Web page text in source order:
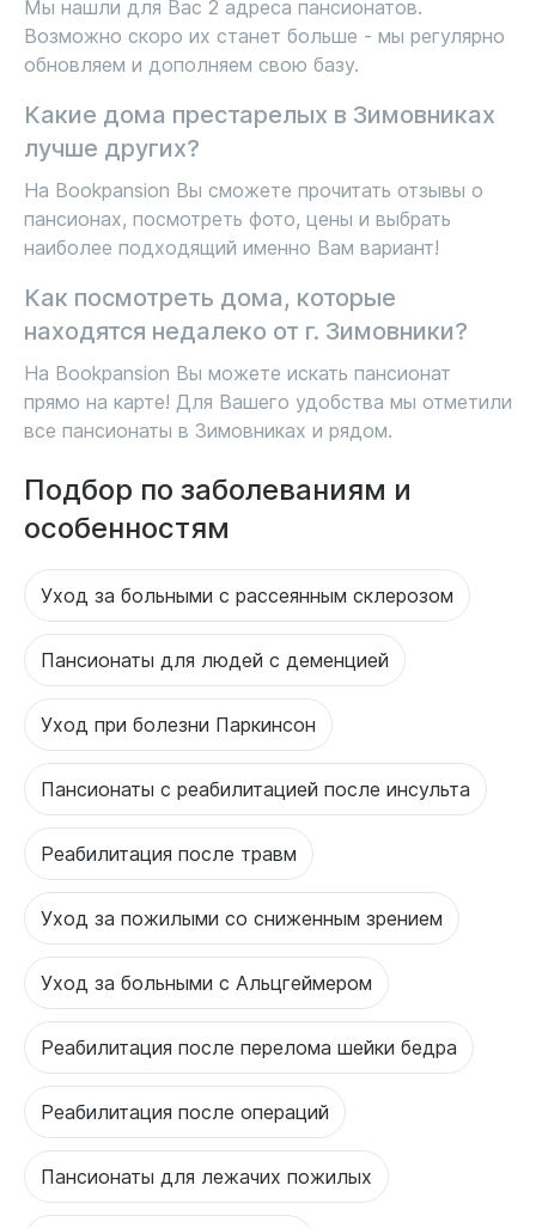
Мы нашли для Вас 2 адреса пансионатов.
Возможно скоро их станет больше - мы регулярно
обновляем и дополняем свою базу.
Какие дома престарелых в Зимовниках
лучше других?
На Bookpansion Вы сможете прочитать отзывы о
пансионах, посмотреть фото, цены и выбрать
наиболее подходящий именно Вам вариант!
Как посмотреть дома, которые
находятся недалеко от г. Зимовники?
На Bookpansion Вы можете искать пансионат
прямо на карте! Для Вашего удобства мы отметили
все пансионаты в Зимовниках и рядом.
Подбор по заболеваниям и
особенностям
Уход за больными с рассеянным склерозом
Пансионаты для людей с деменцией
Уход при болезни Паркинсон
Пансионаты с реабилитацией после инсульта
Реабилитация после травм
Уход за пожилыми со сниженным зрением
Уход за больными с Альцгеймером
Реабилитация после перелома шейки бедра
Реабилитация после операций
Пансионаты для лежачих пожилых